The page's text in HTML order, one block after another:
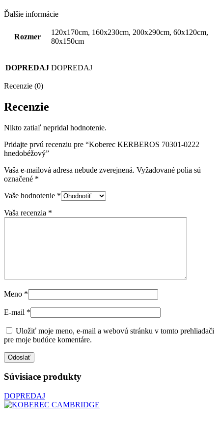
Ďalšie informácie
Rozmer
120x170cm, 160x230cm, 200x290cm, 60x120cm,
80x150cm
DOPREDAJ DOPREDAJ
Recenzie (0)
Recenzie
Nikto zatiaľ nepridal hodnotenie.
Pridajte prvú recenziu pre “Koberec KERBEROS 70301-0222
hnedobéžový”
Vaša e-mailová adresa nebude zverejnená. Vyžadované polia sú
označené *
Vaše hodnotenie *
Vaša recenzia *
Meno *
E-mail *
Uložiť moje meno, e-mail a webovú stránku v tomto prehliadači
pre moje budúce komentáre.
Súvisiace produkty
DOPREDAJ